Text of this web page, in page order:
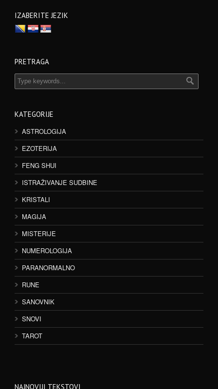
IZABERITE JEZIK
PRETRAGA
KATEGORIJE
ASTROLOGIJA
EZOTERIJA
FENG SHUI
ISTRAŽIVANJE SUDBINE
KRISTALI
MAGIJA
MISTERIJE
NUMEROLOGIJA
PARANORMALNO
RUNE
SANOVNIK
SNOVI
TAROT
NAJNOVIJI TEKSTOVI